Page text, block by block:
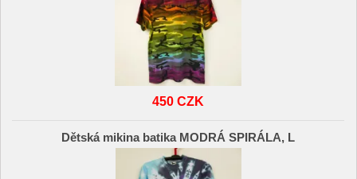
450 CZK
Dětská mikina batika MODRÁ SPIRÁLA, L